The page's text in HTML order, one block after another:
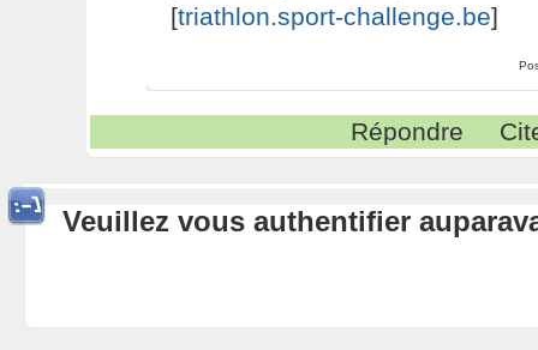
[triathlon.sport-challenge.be]
Répondre
Veuillez vous authentifier